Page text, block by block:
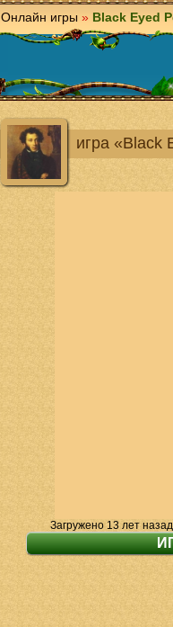
Онлайн игры » Black Eyed
игра «Black
Загружено 13 лет